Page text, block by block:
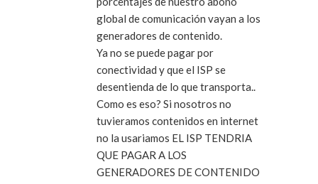
global de comunicación vayan a los
generadores de contenido.
Ya no se puede pagar por
conectividad y que el ISP se
desentienda de lo que transporta..
Como es eso? Si nosotros no
tuvieramos contenidos en internet
no la usariamos EL ISP TENDRIA
QUE PAGAR A LOS
GENERADORES DE CONTENIDO